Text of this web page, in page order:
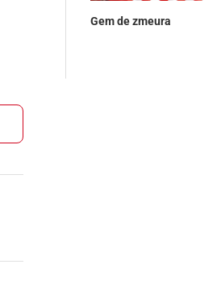
Gem de zmeura